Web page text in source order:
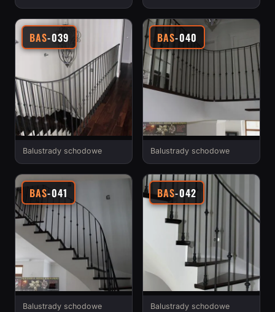
BAS-039
Balustrady schodowe
BAS-040
Balustrady schodowe
BAS-041
Balustrady schodowe
BAS-042
Balustrady schodowe